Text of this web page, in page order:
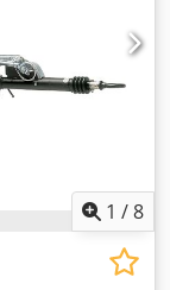
1 /8